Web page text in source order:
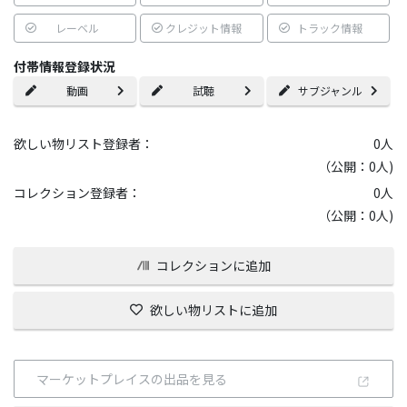
レーベル クレジット情報 トラック情報
付帯情報登録状況
動画 試聴 サブジャンル
欲しい物リスト登録者： 0人
（公開：0人)
コレクション登録者：
0人
（公開：0人)
コレクションに追加
欲しい物リストに追加
マーケットプレイスの出品を見る